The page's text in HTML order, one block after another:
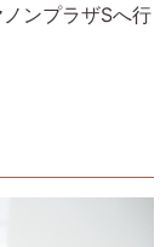
ンプラザSへ行